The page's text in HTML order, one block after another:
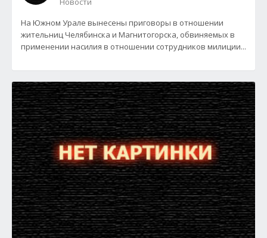
На Южном Урале вынесены приговоры в отношении
жительниц Челябинска и Магнитогорска, обвиняемых в
применении насилия в отношении сотрудников милиции...